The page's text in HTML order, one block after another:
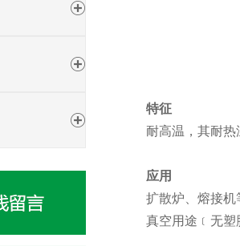
特征
耐高温，其耐
应用
扩散炉、熔接
真空用途﹝无